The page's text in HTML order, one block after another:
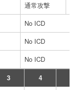
通常攻撃
No ICD
No ICD
No ICD
3 4